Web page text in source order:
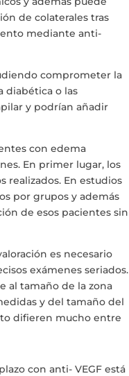
de colaterales tras
mediante anti-
comprometer la
diabética o las
y podrían añadir
con edema
En primer lugar, los
realizados. En estudios
por grupos y además
de esos pacientes sin
es necesario
exámenes seriados.
al tamaño de la zona
y del tamaño del
difieren mucho entre
con anti- VEGF está